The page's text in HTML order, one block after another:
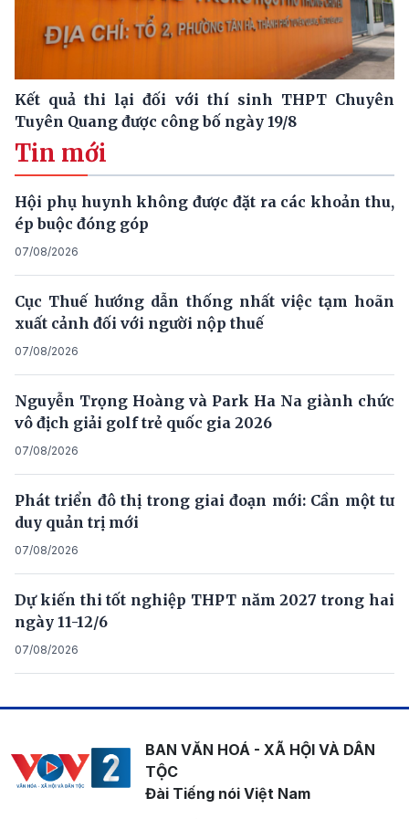
Kết quả thi lại đối với thí sinh THPT Chuyên
Tuyên Quang được công bố ngày 19/8
Tin mới
Hội phụ huynh không được đặt ra các khoản thu,
ép buộc đóng góp
07/08/2026
Cục Thuế hướng dẫn thống nhất việc tạm hoãn
xuất cảnh đối với người nộp thuế
07/08/2026
Nguyễn Trọng Hoàng và Park Ha Na giành chức
vô địch giải golf trẻ quốc gia 2026
07/08/2026
Phát triển đô thị trong giai đoạn mới: Cần một tư
duy quản trị mới
07/08/2026
Dự kiến thi tốt nghiệp THPT năm 2027 trong hai
ngày 11-12/6
07/08/2026
BAN VĂN HOÁ - XÃ HỘI VÀ DÂN
TỘC
Đài Tiếng nói Việt Nam